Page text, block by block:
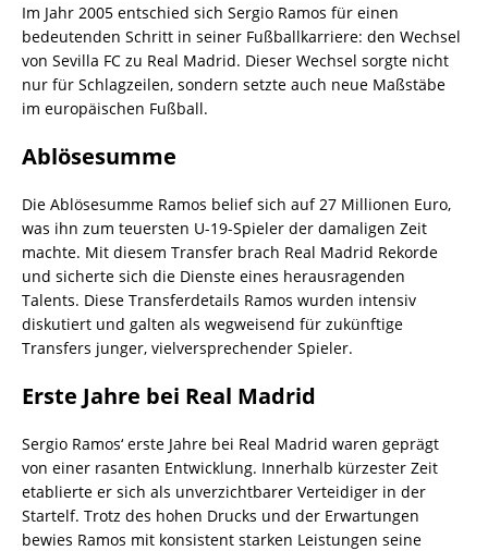
Im Jahr 2005 entschied sich Sergio Ramos für einen
bedeutenden Schritt in seiner Fußballkarriere: den Wechsel
von Sevilla FC zu Real Madrid. Dieser Wechsel sorgte nicht
nur für Schlagzeilen, sondern setzte auch neue Maßstäbe
im europäischen Fußball.
Ablösesumme
Die Ablösesumme Ramos belief sich auf 27 Millionen Euro,
was ihn zum teuersten U-19-Spieler der damaligen Zeit
machte. Mit diesem Transfer brach Real Madrid Rekorde
und sicherte sich die Dienste eines herausragenden
Talents. Diese Transferdetails Ramos wurden intensiv
diskutiert und galten als wegweisend für zukünftige
Transfers junger, vielversprechender Spieler.
Erste Jahre bei Real Madrid
Sergio Ramos‘ erste Jahre bei Real Madrid waren geprägt
von einer rasanten Entwicklung. Innerhalb kürzester Zeit
etablierte er sich als unverzichtbarer Verteidiger in der
Startelf. Trotz des hohen Drucks und der Erwartungen
bewies Ramos mit konsistent starken Leistungen seine